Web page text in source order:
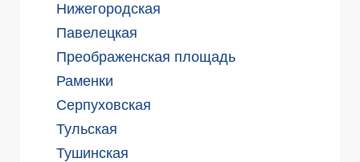
Нижегородская
Павелецкая
Преображенская площадь
Раменки
Серпуховская
Тульская
Тушинская